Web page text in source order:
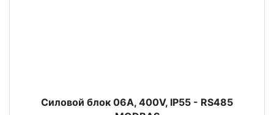
Cиловой блок 06A, 400V, IP55 - RS485